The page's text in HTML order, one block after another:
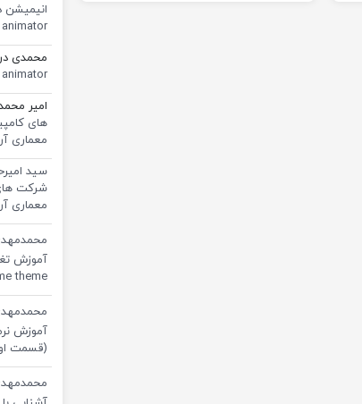
animator
محمدی در
امیر
های
معماری
سید
شرکت های
معماری
theme
آموزش
(قسمت